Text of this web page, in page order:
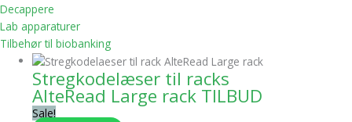
Decappere
Lab apparaturer
Tilbehør til biobanking
Stregkodelæser til racks
AlteRead Large rack TILBUD
Sale!
varesiden